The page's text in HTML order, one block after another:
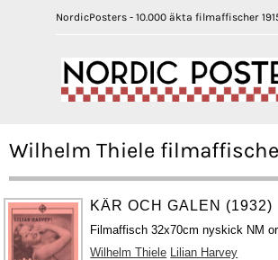
NordicPosters - 10.000 äkta filmaffischer
Wilhelm Thiele
KÄR OCH GALEN (1932)
Filmaffisch 32x70cm nyskick NM
Wilhelm Thiele Lilian Harvey